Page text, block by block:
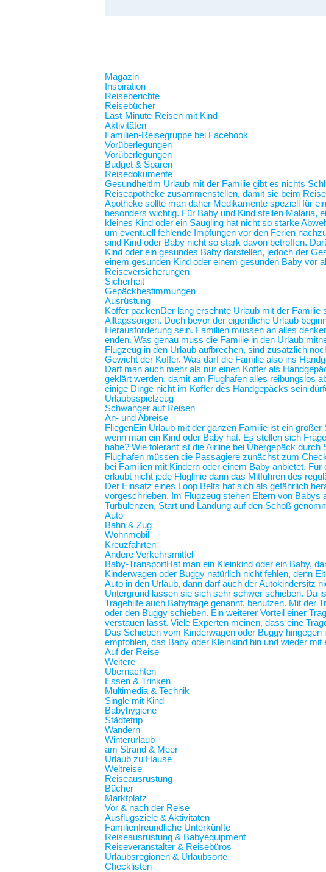
Magazin
Inspiration
Reiseberichte
Reisebücher
Last-Minute-Reisen mit Kind
Aktivitäten
Familien-Reisegruppe bei Facebook
Vorüberlegungen
Vorüberlegungen
Budget & Sparen
Reisedokumente
Gesundheit Im Urlaub mit der Familie gibt es nichts
Reiseapotheke zusammenstellen, damit sie beim
Apotheke sollte man daher Medikamente speziell für
besonders wichtig. Für Baby und Kind stellen Malaria,
kleines Kind oder ein Säugling hat nicht so starke
um eventuell fehlende Impfungen vor den Ferien
sind Kind oder Baby nicht so stark davon betroffen.
Kind oder ein gesundes Baby darstellen, jedoch der
einem gesunden Kind oder einem gesunden Baby vor
Reiseversicherungen
Sicherheit
Gepäckbestimmungen
Ausrüstung
Koffer packenDer lang ersehnte Urlaub mit der
Alltagssorgen. Doch bevor der eigentliche Urlaub
Herausforderung sein. Familien müssen an alles
enden. Was genau muss die Familie in den Urlaub
Flugzeug in den Urlaub aufbrechen, sind zusätzlich
Gewicht der Koffer. Was darf die Familie also ins
Darf man auch mehr als nur einen Koffer als
geklärt werden, damit am Flughafen alles reibungslos
einige Dinge nicht im Koffer des Handgepäcks sein
Urlaubsspielzeug
Schwanger auf Reisen
An- und Abreise
FliegenEin Urlaub mit der ganzen Familie ist ein
wenn man ein Kind oder Baby hat. Es stellen sich
habe? Wie tolerant ist die Airline bei Übergepäck
Flughafen müssen die Passagiere zunächst zum
bei Familien mit Kindern oder einem Baby anbietet.
erlaubt nicht jede Fluglinie dann das Mitführen des
Der Einsatz eines Loop Belts hat sich als gefährlich
vorgeschrieben. Im Flugzeug stehen Eltern von
Turbulenzen, Start und Landung auf den Schoß
Auto
Bahn & Zug
Wohnmobil
Kreuzfahrten
Andere Verkehrsmittel
Baby-TransportHat man ein Kleinkind oder ein Baby,
Kinderwagen oder Buggy natürlich nicht fehlen, denn
Auto in den Urlaub, dann darf auch der Autokindersitz
Untergrund lassen sie sich sehr schwer schieben. Da
Tragehilfe auch Babytrage genannt, benutzen. Mit der
oder den Buggy schieben. Ein weiterer Vorteil einer
verstauen lässt. Viele Experten meinen, dass eine
Das Schieben vom Kinderwagen oder Buggy
empfohlen, das Baby oder Kleinkind hin und wieder
Auf der Reise
Weitere
Übernachten
Essen & Trinken
Multimedia & Technik
Single mit Kind
Babyhygiene
Städtetrip
Wandern
Winterurlaub
am Strand & Meer
Urlaub zu Hause
Weltreise
Reiseausrüstung
Bücher
Marktplatz
Vor & nach der Reise
Ausflugsziele & Aktivitäten
Familienfreundliche Unterkünfte
Reiseausrüstung & Babyequipment
Reiseveranstalter & Reisebüros
Urlaubsregionen & Urlaubsorte
Checklisten